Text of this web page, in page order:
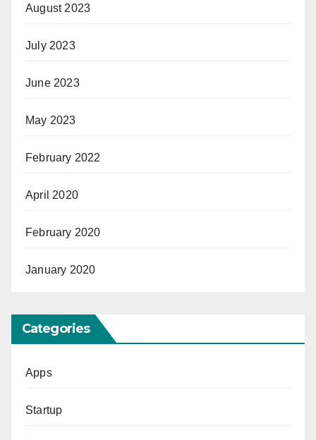
August 2023
July 2023
June 2023
May 2023
February 2022
April 2020
February 2020
January 2020
Categories
Apps
Startup